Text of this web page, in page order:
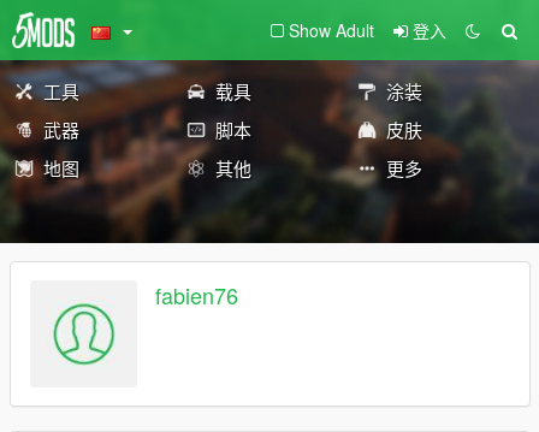
Show Adult 登入
工具 载具
涂装
武器
脚本
皮肤
地图
其他 更多
fabien76